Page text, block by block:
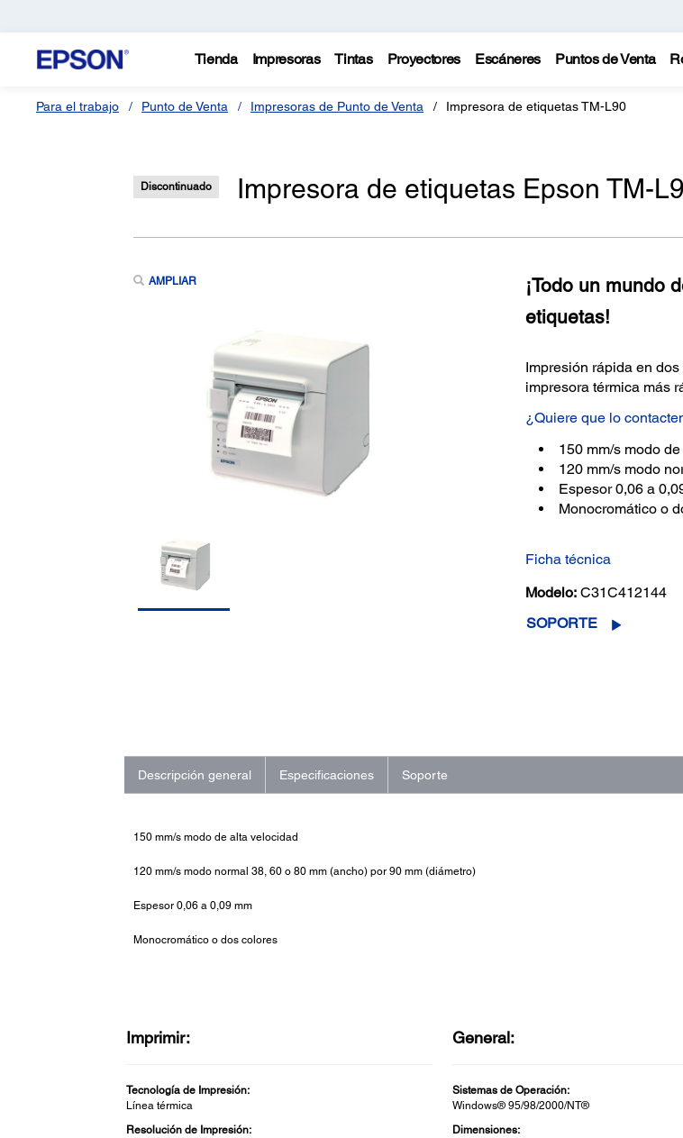
Tienda Impresoras Tintas Proyectores Escáneres Puntos de Venta
Para el trabajo Punto de Venta Impresoras de Punto de Venta Impresora de etiquetas TM-L90
Discontinuado Impresora de etiquetas Epson TM-
AMPLIAR
¡Todo un mundo
etiquetas!
Impresión rápida en
impresora térmica más
¿Quiere que lo
150 mm/s modo
120 mm/s modo
Espesor 0,06 a
Monocromático o
Ficha técnica
Modelo: C31C412144
SOPORTE
Descripción general Especificaciones Soporte
150 mm/s modo de alta velocidad
120 mm/s modo normal 38, 60 o 80 mm (ancho) por 90 mm (diámetro)
Espesor 0,06 a 0,09 mm
Monocromático o dos colores
Imprimir:
Tecnología de Impresión:
Línea térmica
Resolución de Impresión:
General:
Sistemas de Operación:
Windows® 95/98/2000/NT®
Dimensiones: